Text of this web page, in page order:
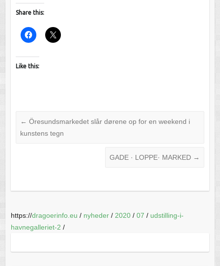
Share this:
Like this:
← Öresundsmarkedet slår dørene op for en weekend i
kunstens tegn
GADE · LOPPE· MARKED →
https://dragoerinfo.eu / nyheder/ 2020/ 07 / udstilling-i-
havnegalleriet-2 /